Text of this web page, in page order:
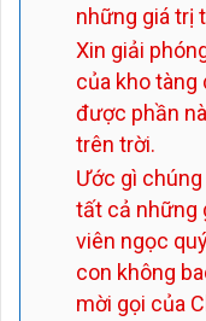
những giá trị
Xin giải
của kho
được phần
trên trời.
Ước gì
tất cả những
viên ngọc
con không
mời gọi của